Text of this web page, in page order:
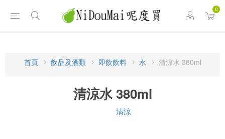
0
首頁 飲品及酒類 即飲飲料 水 清涼水 380ml
清涼水 380ml
清涼